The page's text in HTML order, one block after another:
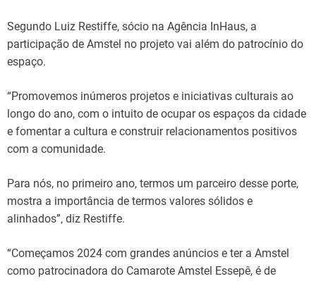
Segundo Luiz Restiffe, sócio na Agência InHaus, a
participação de Amstel no projeto vai além do patrocínio do
espaço.
“Promovemos inúmeros projetos e iniciativas culturais ao
longo do ano, com o intuito de ocupar os espaços da cidade
e fomentar a cultura e construir relacionamentos positivos
com a comunidade.
Para nós, no primeiro ano, termos um parceiro desse porte,
mostra a importância de termos valores sólidos e
alinhados”, diz Restiffe.
“Começamos 2024 com grandes anúncios e ter a Amstel
como patrocinadora do Camarote Amstel Essepê, é de